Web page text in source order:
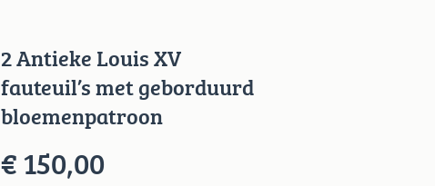
2 Antieke Louis XV
fauteuil’s met geborduurd
bloemenpatroon
€ 150,00